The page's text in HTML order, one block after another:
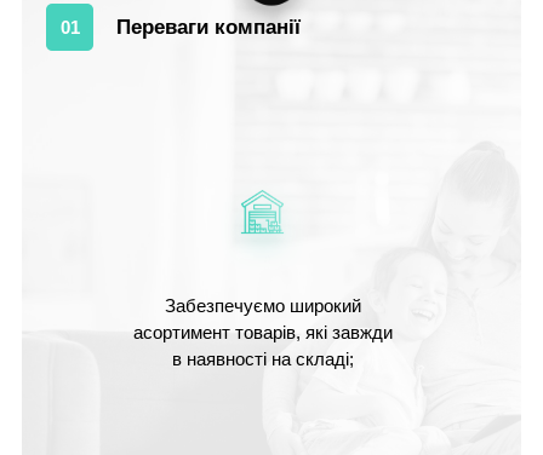
01 Переваги компанії
Забезпечуємо широкий
асортимент товарів, які завжди
в наявності на складі;